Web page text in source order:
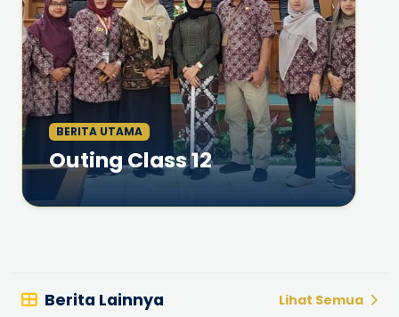
BERITA UTAMA
Outing Class 12
Berita Lainnya Lihat Semua